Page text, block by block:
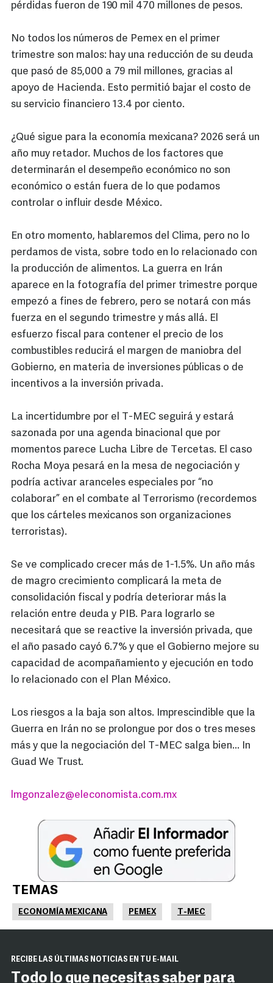
pérdidas fueron de 190 mil 470 millones de pesos.
No todos los números de Pemex en el primer
trimestre son malos: hay una reducción de su deuda
que pasó de 85,000 a 79 mil millones, gracias al
apoyo de Hacienda. Esto permitió bajar el costo de
su servicio financiero 13.4 por ciento.
¿Qué sigue para la economía mexicana? 2026 será un
año muy retador. Muchos de los factores que
determinarán el desempeño económico no son
económico o están fuera de lo que podamos
controlar o influir desde México.
En otro momento, hablaremos del Clima, pero no lo
perdamos de vista, sobre todo en lo relacionado con
la producción de alimentos. La guerra en Irán
aparece en la fotografía del primer trimestre porque
empezó a fines de febrero, pero se notará con más
fuerza en el segundo trimestre y más allá. El
esfuerzo fiscal para contener el precio de los
combustibles reducirá el margen de maniobra del
Gobierno, en materia de inversiones públicas o de
incentivos a la inversión privada.
La incertidumbre por el T-MEC seguirá y estará
sazonada por una agenda binacional que por
momentos parece Lucha Libre de Tercetas. El caso
Rocha Moya pesará en la mesa de negociación y
podría activar aranceles especiales por “no
colaborar” en el combate al Terrorismo (recordemos
que los cárteles mexicanos son organizaciones
terroristas).
Se ve complicado crecer más de 1-1.5%. Un año más
de magro crecimiento complicará la meta de
consolidación fiscal y podría deteriorar más la
relación entre deuda y PIB. Para lograrlo se
necesitará que se reactive la inversión privada, que
el año pasado cayó 6.7% y que el Gobierno mejore su
capacidad de acompañamiento y ejecución en todo
lo relacionado con el Plan México.
Los riesgos a la baja son altos. Imprescindible que la
Guerra en Irán no se prolongue por dos o tres meses
más y que la negociación del T-MEC salga bien... In
Guad We Trust.
lmgonzalez@eleconomista.com.mx
TEMAS
ECONOMÍA MEXICANA PEMEX T-MEC
RECIBE LAS ÚLTIMAS NOTICIAS EN TU E-MAIL
Todo lo que necesitas saber para